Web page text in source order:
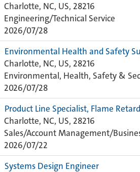
Charlotte, NC, US, 28216
Engineering/Technical Service
2026/07/28
Environmental Health and Safety
Charlotte, NC, US, 28216
Environmental, Health, Safety &
2026/07/28
Product Line Specialist, Flame
Charlotte, NC, US, 28216
Sales/Account Management/
2026/07/22
Systems Design Engineer